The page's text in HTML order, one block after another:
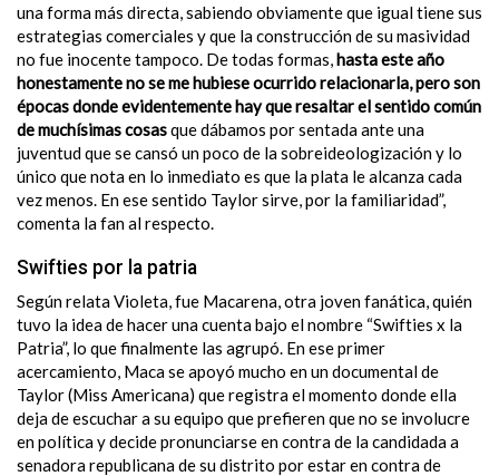
una forma más directa, sabiendo obviamente que igual tiene sus
estrategias comerciales y que la construcción de su masividad
no fue inocente tampoco. De todas formas, hasta este año
honestamente no se me hubiese ocurrido relacionarla, pero son
épocas donde evidentemente hay que resaltar el sentido común
de muchísimas cosasque dábamos por sentada ante una
juventud que se cansó un poco de la sobreideologización y lo
único que nota en lo inmediato es que la plata le alcanza cada
vez menos. En ese sentido Taylor sirve, por la familiaridad”,
comenta la fan al respecto.
Swifties por la patria
Según relata Violeta, fue Macarena, otra joven fanática, quién
tuvo la idea de hacer una cuenta bajo el nombre “Swifties x la
Patria”, lo que finalmente las agrupó. En ese primer
acercamiento, Maca se apoyó mucho en un documental de
Taylor (Miss Americana) que registra el momento donde ella
deja de escuchar a su equipo que prefieren que no se involucre
en política y decide pronunciarse en contra de la candidada a
senadora republicana de su distrito por estar en contra de